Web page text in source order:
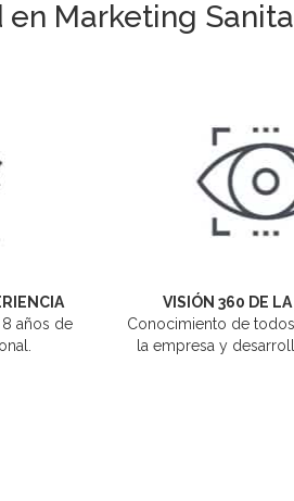
Marketing
8 años de
VISIÓN 360 DE
Conocimiento de
la empresa y